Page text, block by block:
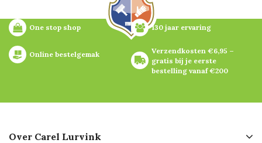
One stop shop 130 jaar ervaring
Online bestelgemak
Verzendkosten €6,95 –
gratis bij je eerste
bestelling vanaf €200
Over Carel Lurvink